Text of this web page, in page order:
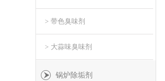
> 带色臭味剂
> 大蒜味臭味剂
锅炉除垢剂